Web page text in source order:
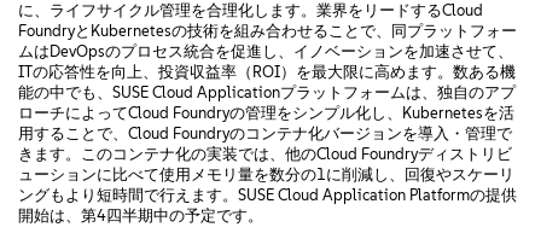
に、ライフサイクル管理を合理化します。業界をリードするCloud
FoundryとKubernetesの技術を組み合わせることで、同プラットフォー
ムはDevOpsのプロセス統合を促進し、イノベーションを加速させて、
ITの応答性を向上、投資収益率（ROI）を最大限に高めます。数ある機
能の中でも、SUSE Cloud Applicationプラットフォームは、独自のアプ
ローチによってCloud Foundryの管理をシンプル化し、Kubernetesを活
用することで、Cloud Foundryのコンテナ化バージョンを導入・管理で
きます。このコンテナ化の実装では、他のCloud Foundryディストリビ
ューションに比べて使用メモリ量を数分の1に削減し、回復やスケーリ
ングもより短時間で行えます。SUSE Cloud Application Platformの提供
開始は、第4四半期中の予定です。